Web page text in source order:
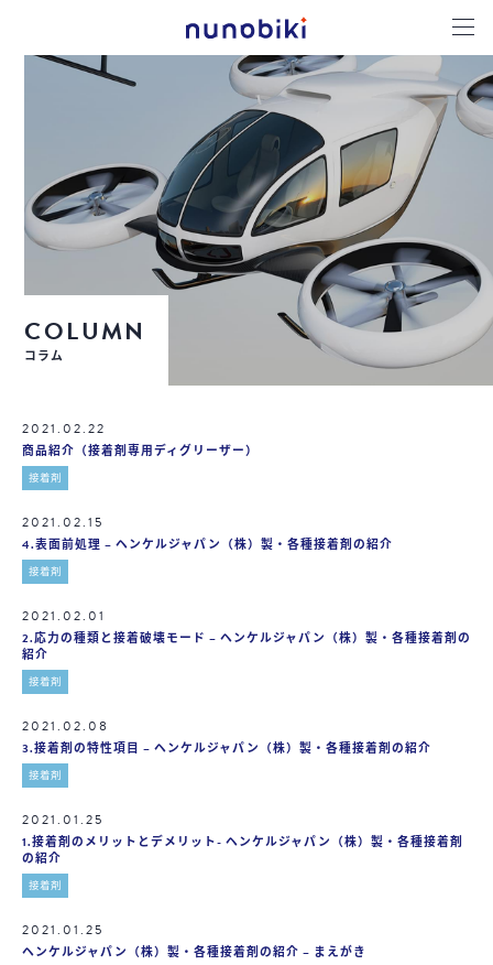
COLUMN
コラム
2021.02.22
商品紹介（接着剤専用ディグリーザー）
接着剤
2021.02.15
4.表面前処理 – ヘンケルジャパン（株）製・各種接着剤の紹介
接着剤
2021.02.01
2.応力の種類と接着破壊モード – ヘンケルジャパン（株）製・各種接着剤の
紹介
接着剤
2021.02.08
3.接着剤の特性項目 – ヘンケルジャパン（株）製・各種接着剤の紹介
接着剤
2021.01.25
1.接着剤のメリットとデメリット- ヘンケルジャパン（株）製・各種接着剤
の紹介
接着剤
2021.01.25
ヘンケルジャパン（株）製・各種接着剤の紹介 – まえがき